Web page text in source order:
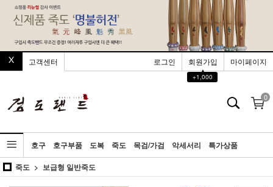
고객센터 로그인
회원가입
▲
+1,000
마이페이지
0
호구 호구부품 도복 죽도 목검/가검 악세서리
특가상품
죽도
보급형 일반죽도